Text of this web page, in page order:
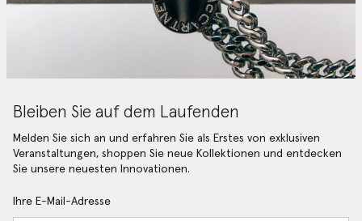
Bleiben Sie auf dem Laufenden
Melden Sie sich an und erfahren Sie als Erstes von exklusiven
Veranstaltungen, shoppen Sie neue Kollektionen und entdecken
Sie unsere neuesten Innovationen.
Ihre E-Mail-Adresse